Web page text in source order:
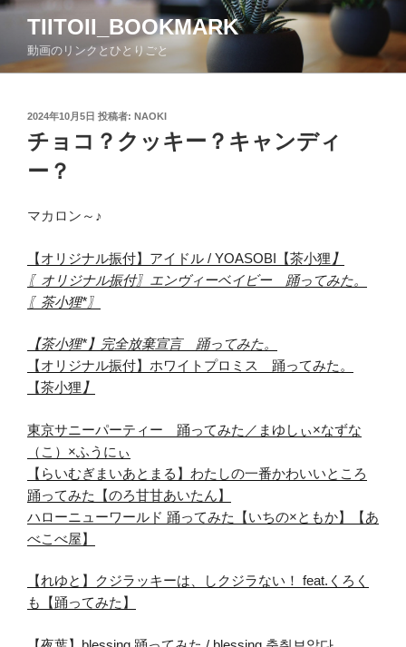
コ
ン
TIITOII_BOOKMARK
動画のリンクとひとりごと
投
日:
2024年10月5日 投稿者: NAOKI
チョコ？クッキー？キャンディ
ー？
マカロン～♪
【オリジナル振付】アイドル / YOASOBI【茶小狸 】
〖オリジナル振付〗エンヴィーベイビー 踊ってみた。
〖茶小狸*〗
【茶小狸*】完全放棄宣言 踊ってみた。
【オリジナル振付】ホワイトプロミス 踊ってみた。
【茶小狸 】
東京サニーパーティー 踊ってみた／まゆしぃ×なずな
（こ）×ふうにぃ
【らいむぎまいあとまる】わたしの一番かわいいところ
踊ってみた【のろ甘甘あいたん】
ハローニューワールド 踊ってみた【いちの×ともか】【あ
べこべ屋】
【れゆと】クジラッキーは、しクジラない！ feat.くろく
も【踊ってみた】